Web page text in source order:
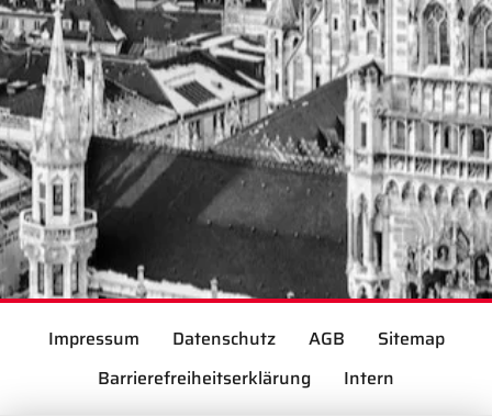
Impressum Datenschutz AGB
Sitemap
Barrierefreiheitserklärung
Intern